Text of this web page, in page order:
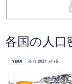
各国の人口